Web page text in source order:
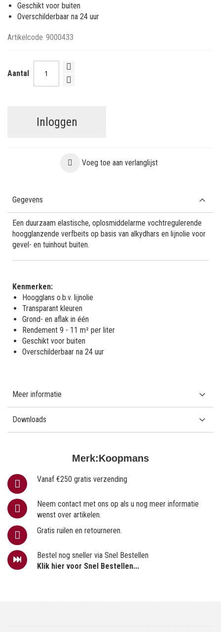
Geschikt voor buiten
Overschilderbaar na 24 uur
Artikelcode 9000433
Aantal
Inloggen
Voeg toe aan verlanglijst
Merk:Koopmans
Vanaf €250 gratis verzending
Neem contact met ons op als u nog meer informatie
wenst over artikelen.
Gratis ruilen en retourneren.
Bestel nog sneller via Snel Bestellen
Klik hier voor Snel Bestellen...
Gegevens
Een duurzaam elastische, oplosmiddelarme vochtregulerende
hoogglanzende verfbeits op basis van alkydhars en lijnolie voor
gevel- en tuinhout buiten.
Kenmerken:
Hoogglans o.b.v. lijnolie
Transparant kleuren
Grond- en aflak in één
Rendement 9 - 11 m² per liter
Geschikt voor buiten
Overschilderbaar na 24 uur
Meer informatie
Downloads